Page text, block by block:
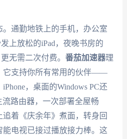
通勤地铁上的手机，办公室
上放松的iPad，夜晚书房的
无需二次付费。 番茄加速器理
它支持你所有常用的伙伴——
，桌面的Windows PC还
流路由器，一次部署全屋畅
着《庆余年》煮面，转身回
电视已接过播放接力棒。这